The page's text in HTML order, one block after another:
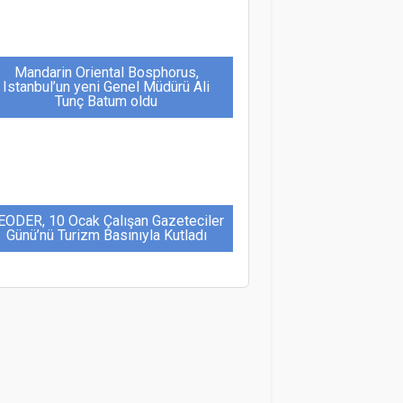
Mandarin Oriental Bosphorus,
Istanbul’un yeni Genel Müdürü Ali
Tunç Batum oldu
10 Ocak Çalışan Gazeteciler
Günü’nü Turizm Basınıyla Kutladı